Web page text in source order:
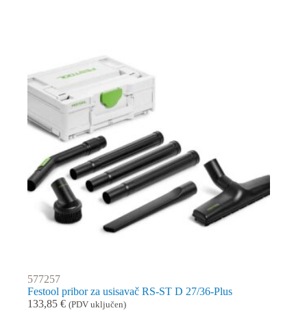
577257
Festool pribor za usisavač RS-ST D 27/36-Plus
133,85 € (PDV uključen)